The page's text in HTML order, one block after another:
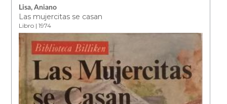
Lisa, Aniano
Las mujercitas se casan
Libro | 1974